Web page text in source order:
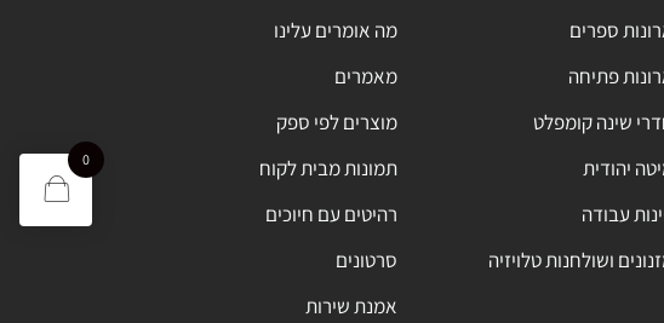
ספרים
פתיחה
שינה קומפלט
יהודית
עבודה
ושולחנות טלויזיה
מה אומרים עלינו
מאמרים
מוצרים לפי ספק
תמונות מבית לקוח
רהיטים עם חיוכים
סרטונים
אמנת שירות
0